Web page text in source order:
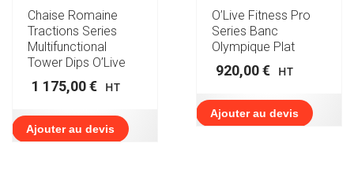
Chaise Romaine
Tractions Series
Multifunctional
Tower Dips O’Live
1 175,00€ HT
Ajouter au devis
O’Live Fitness Pro
Series Banc
Olympique Plat
920,00€ HT
Ajouter au devis